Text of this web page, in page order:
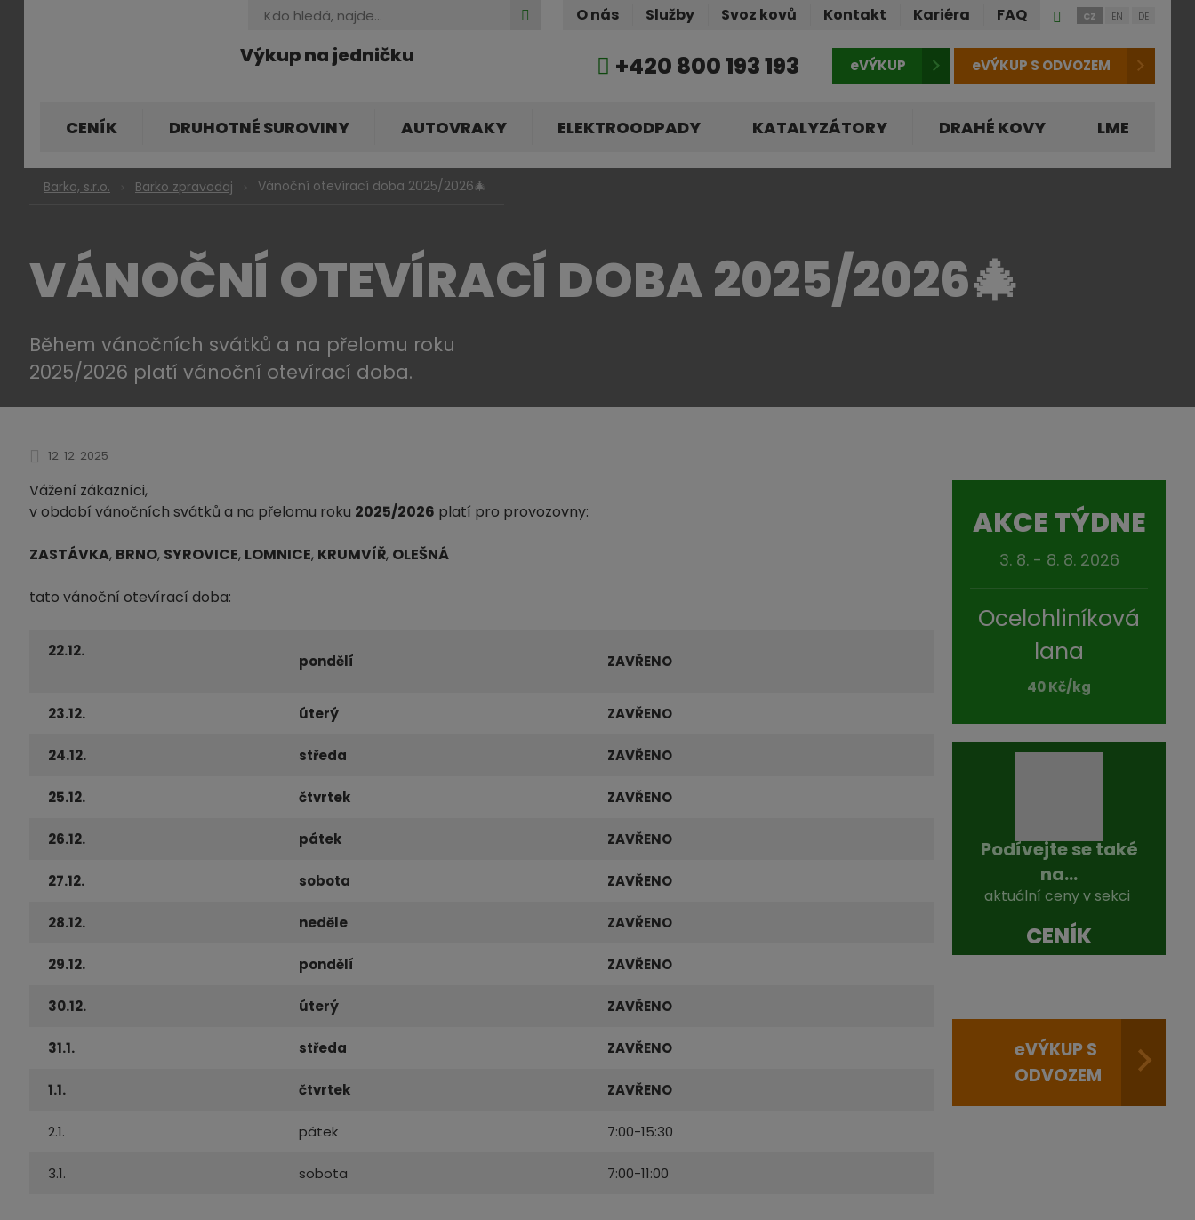
Výkup na jedničku +420 800 193 193
Vyhledávání Hledat O nás Služby Svoz kovů Kontakt Kariéra FAQ
eVÝKUP eVÝKUP S ODVOZEM
Přihlášení
klienstké
CZ EN DE
CENÍK DRUHOTNÉ SUROVINY AUTOVRAKY ELEKTROODPADY KATALYZÁTORY DRAHÉ KOVY LME
Barko, s.r.o. Barko zpravodaj Vánoční otevírací doba 2025/2026🎄
VÁNOČNÍ OTEVÍRACÍ DOBA 2025/2026🎄
Během vánočních svátků a na přelomu roku
2025/2026 platí vánoční otevírací doba.
12. 12. 2025
Vážení zákazníci,
v období vánočních svátků a na přelomu roku 2025/2026 platí pro provozovny:
ZASTÁVKA, BRNO, SYROVICE, LOMNICE, KRUMVÍŘ, OLEŠNÁ
tato vánoční otevírací doba:
22.12.
pondělí ZAVŘENO
23.12. úterý ZAVŘENO
24.12. středa ZAVŘENO
25.12. čtvrtek ZAVŘENO
26.12. pátek ZAVŘENO
27.12. sobota ZAVŘENO
28.12. neděle ZAVŘENO
29.12. pondělí ZAVŘENO
30.12. úterý ZAVŘENO
31.1. středa ZAVŘENO
1.1. čtvrtek ZAVŘENO
2.1. pátek 7:00-15:30
3.1. sobota 7:00-11:00
AKCE TÝDNE
3. 8. - 8. 8. 2026
Ocelohliníková
lana
40 Kč/kg
Podívejte se také
na...
aktuální ceny v sekci
CENÍK
eVÝKUP S
ODVOZEM